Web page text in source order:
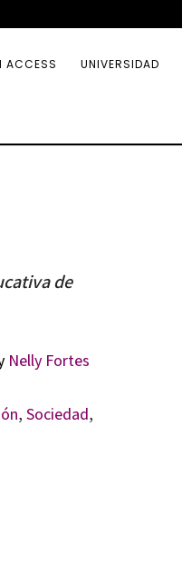
ACCESS UNIVERSIDAD
de
Nelly Fortes
, Sociedad,